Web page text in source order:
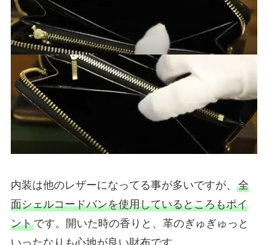
内装は他のレザーになってる事が多いですが、 全
面シェルコードバンを使用しているところもポイ
ントです。開いた時の香りと、革のぎゅぎゅっと
いったなりも心地が良い財布です。